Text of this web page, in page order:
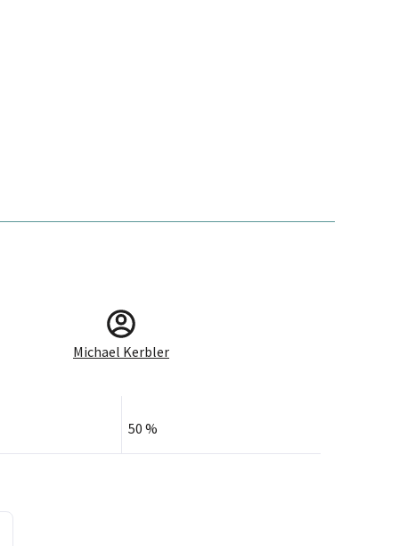
Michael Kerbler
50 %